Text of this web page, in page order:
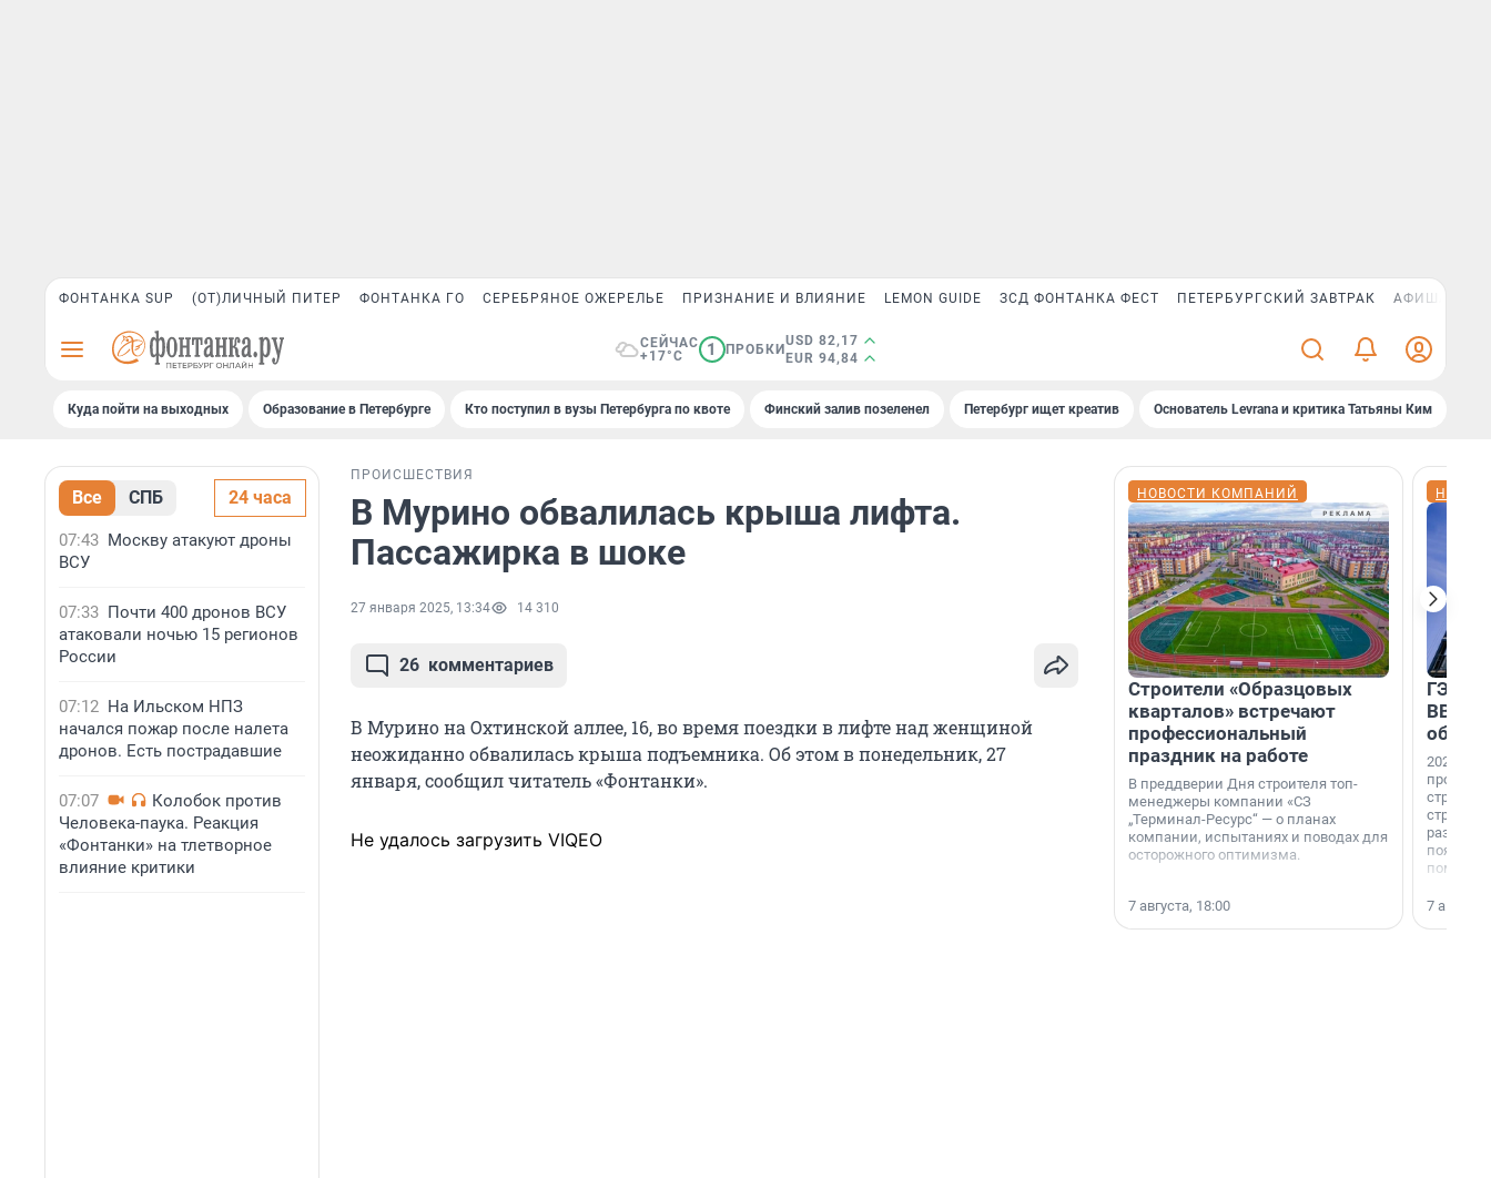
ФОНТАНКА SUP (ОТ)ЛИЧНЫЙ ПИТЕР ФОНТАНКА ГО СЕРЕБРЯНОЕ ОЖЕРЕЛЬЕ ПРИЗНАНИЕ И ВЛИЯНИЕ LEMON GUIDE ЗСД ФОНТАНКА ФЕСТ ПЕТЕРБУРГСКИЙ ЗАВТРАК АФИША PLUS
СЕЙЧАС
+17°C
1 ПРОБКИ
USD 82,17
EUR 94,84
Куда пойти на выходных Образование в Петербурге Кто поступил в вузы Петербурга по квоте Финский залив позеленел Петербург ищет креатив Основатель Levrana и критика Татьяны Ким
Все СПБ 24 часа
07:43 Москву атакуют дроны
ВСУ
07:33 Почти 400 дронов ВСУ
атаковали ночью 15 регионов
России
07:12 На Ильском НПЗ
начался пожар после налета
дронов. Есть пострадавшие
07:07
Колобок против
Человека-паука. Реакция
«Фонтанки» на тлетворное
влияние критики
ПРОИСШЕСТВИЯ
В Мурино обвалилась крыша лифта.
Пассажирка в шоке
27 января 2025, 13:34 14 310
26 комментариев
В Мурино на Охтинской аллее, 16, во время поездки в лифте над женщиной
неожиданно обвалилась крыша подъемника. Об этом в понедельник, 27
января, сообщил читатель «Фонтанки».
Не удалось загрузить VIQEO
НОВОСТИ КОМПАНИЙ
Строители «Образцовых
кварталов» встречают
профессиональный
праздник на работе
В преддверии Дня строителя топ-
менеджеры компании «СЗ
„Терминал-Ресурс“ — о планах
компании, испытаниях и поводах для
осторожного оптимизма.
7 августа, 18:00
ГЭС,
ВВП: в
об
2026-й —
раз. В
7